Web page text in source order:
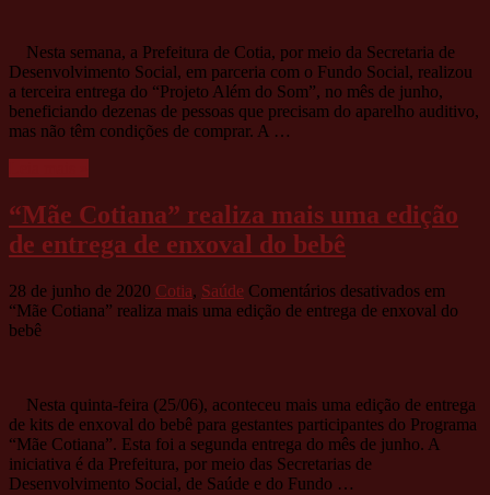
Nesta semana, a Prefeitura de Cotia, por meio da Secretaria de
Desenvolvimento Social, em parceria com o Fundo Social, realizou
a terceira entrega do “Projeto Além do Som”, no mês de junho,
beneficiando dezenas de pessoas que precisam do aparelho auditivo,
mas não têm condições de comprar. A …
“Mãe Cotiana” realiza mais uma edição
de entrega de enxoval do bebê
28 de junho de 2020 Cotia, Saúde Comentários desativados em
“Mãe Cotiana” realiza mais uma edição de entrega de enxoval do
bebê
Nesta quinta-feira (25/06), aconteceu mais uma edição de entrega
de kits de enxoval do bebê para gestantes participantes do Programa
“Mãe Cotiana”. Esta foi a segunda entrega do mês de junho. A
iniciativa é da Prefeitura, por meio das Secretarias de
Desenvolvimento Social, de Saúde e do Fundo …